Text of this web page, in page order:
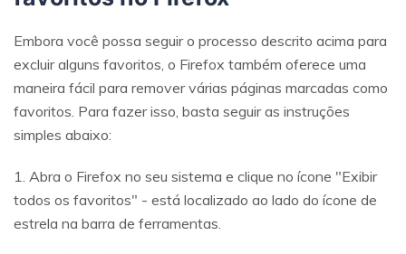
Embora você possa seguir o processo descrito acima para
excluir alguns favoritos, o Firefox também oferece uma
maneira fácil para remover várias páginas marcadas como
favoritos. Para fazer isso, basta seguir as instruções
simples abaixo:
1. Abra o Firefox no seu sistema e clique no ícone "Exibir
todos os favoritos" - está localizado ao lado do ícone de
estrela na barra de ferramentas.